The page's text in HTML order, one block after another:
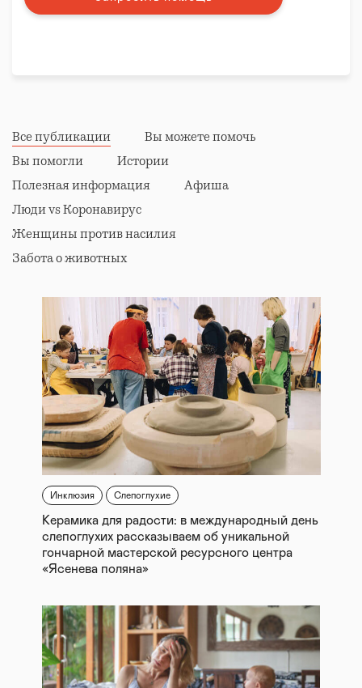
Все публикации
Вы можете помочь
Вы помогли
Истории
Полезная информация
Афиша
Люди vs Коронавирус
Женщины против насилия
Забота о животных
Инклюзия Слепоглухие
Керамика для радости: в международный день
слепоглухих рассказываем об уникальной
гончарной мастерской ресурсного центра
«Ясенева поляна»